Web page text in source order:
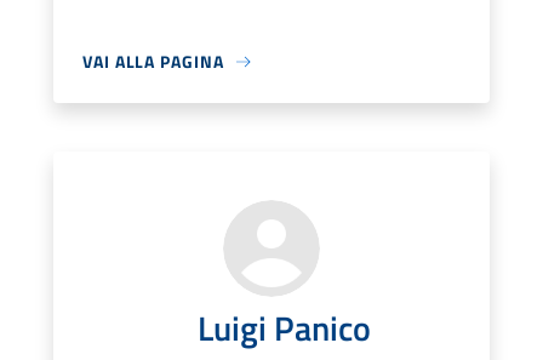
VAI ALLA PAGINA
Luigi Panico